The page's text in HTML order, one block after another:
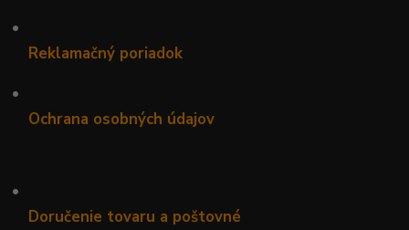
•
Reklamačný poriadok
•
Ochrana osobných údajov
•
Doručenie tovaru a poštovné